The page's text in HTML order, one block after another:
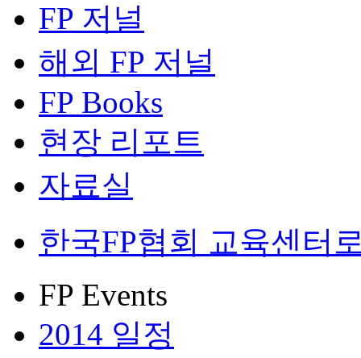
FP 저널
해외 FP 저널
FP Books
현장 리포트
자료실
한국FP협회 교육센터
FP Events
2014 일정